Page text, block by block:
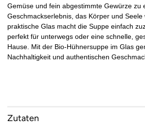
Gemüse und fein abgestimmte Gewürze zu
Geschmackserlebnis, das Körper und Seele
praktische Glas macht die Suppe einfach
perfekt für unterwegs oder eine schnelle,
Hause. Mit der Bio-Hühnersuppe im Glas
Nachhaltigkeit und authentischen
Zutaten